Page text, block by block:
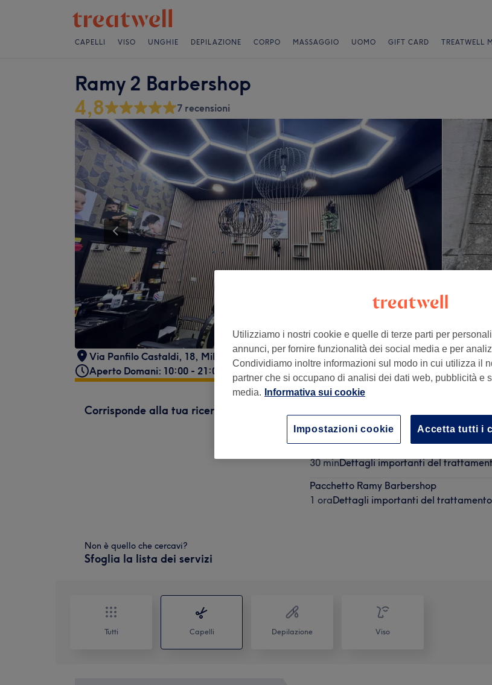
CAPELLI VISO UNGHIE DEPILAZIONE CORPO MASSAGGIO UOMO GIFT CARD TREATWELL
Ramy 2 Barbershop
4,8 7 recensioni
Via Panfilo Castaldi, 18, Milano , Italy, 20124
Aperto Domani: 10:00 - 21:00
Corrisponde alla tua ricerca
30 minDettagli importanti del
Pulizia Viso
30 minDettagli importanti del
Pacchetto Ramy Barbershop
1 oraDettagli importanti del trattamento
Non è quello che cercavi?
Sfoglia la lista dei servizi
Tutti Capelli Depilazione Viso
Utilizziamo i nostri cookie e quelle di terze parti per
annunci, per fornire funzionalità dei social media e per
Condividiamo inoltre informazioni sul modo in cui utilizza il
partner che si occupano di analisi dei dati web, pubblicità e
media.
Informativa sui cookie
Accetta tutti i
Impostazioni cookie